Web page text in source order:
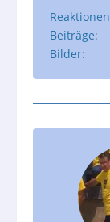
Reaktionen
Beiträge
Bilder